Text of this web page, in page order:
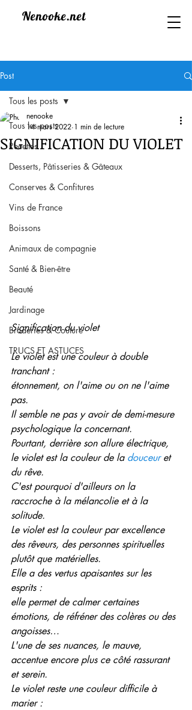
Nenooke.net
Post
Tous les posts
Recettes
Desserts, Pâtisseries & Gâteaux
Conserves & Confitures
Vins de France
Boissons
Animaux de compagnie
Santé & Bien-être
Beauté
Jardinage
Broderies & Couture
TRUCS ET ASTUCES
Tous les posts
SIGNIFICATION DU VIOLET
nenooke
14 mars 2022 1 min de lecture
Signification du violet
Le violet est une couleur à double
tranchant :
étonnement, on l'aime ou on ne l'aime
pas.
Il semble ne pas y avoir de demi-mesure
psychologique la concernant.
Pourtant, derrière son allure électrique,
le violet est la couleur de la douceur et
du rêve.
C'est pourquoi d'ailleurs on la
raccroche à la mélancolie et à la
solitude.
Le violet est la couleur par excellence
des rêveurs, des personnes spirituelles
plutôt que matérielles.
Elle a des vertus apaisantes sur les
esprits :
elle permet de calmer certaines
émotions, de réfréner des colères ou des
angoisses…
L'une de ses nuances, le mauve,
accentue encore plus ce côté rassurant
et serein.
Le violet reste une couleur difficile à
marier :